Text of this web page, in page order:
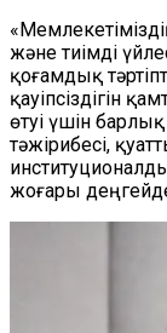
және тиімді
қоғамдық
қауіпсіздігін
өтуі үшін
тәжірибесі,
жоғары